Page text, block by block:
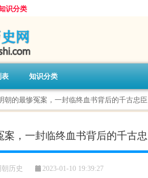
识分类
知识分类
朝的最惨冤案，一封临终血书背后的千古忠臣
案，一封临终血书背后的千古
历史 2023-01-10 19:39:27